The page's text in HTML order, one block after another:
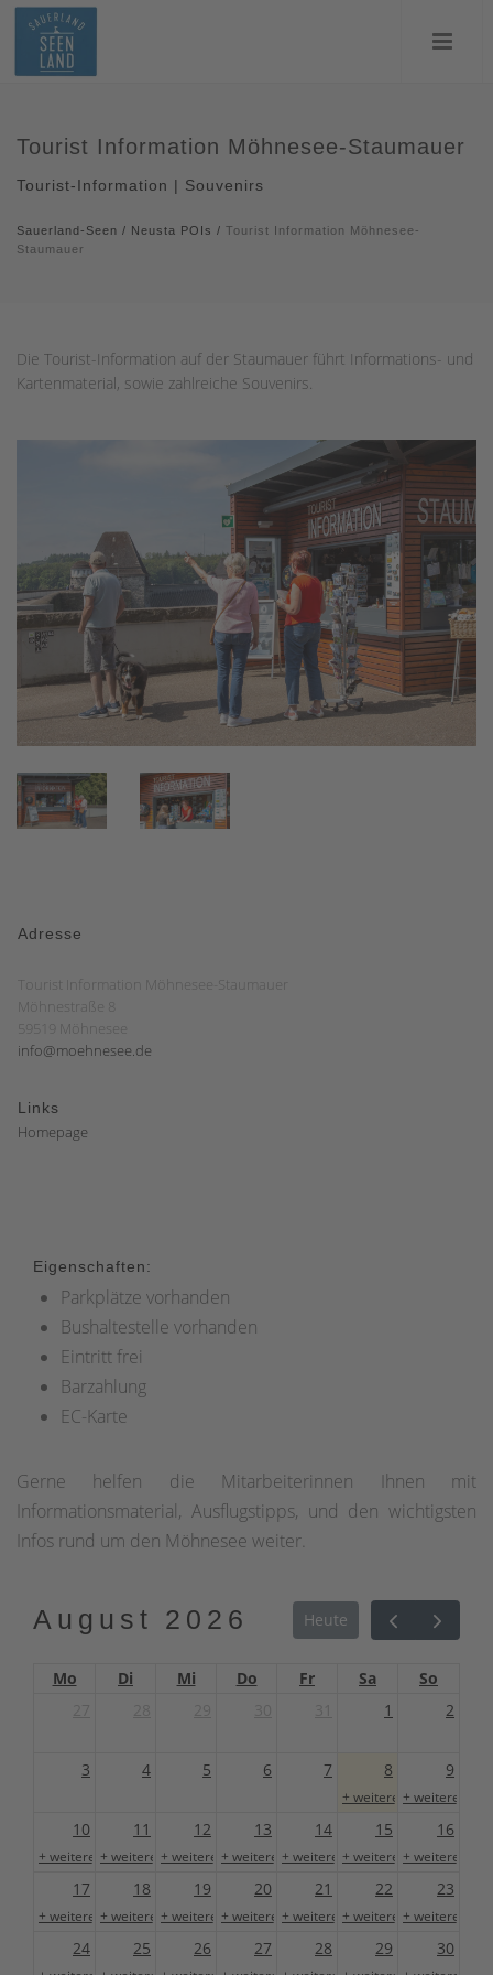
Tourist Information Möhnesee-Staumauer
Tourist-Information | Souvenirs
Sauerland-Seen / Neusta POIs / Tourist Information Möhnesee-
Staumauer
Die Tourist-Information auf der Staumauer führt Informations- und
Kartenmaterial, sowie zahlreiche Souvenirs.
Adresse
Tourist Information Möhnesee-Staumauer
Möhnestraße 8
59519 Möhnesee
info@moehnesee.de
Links
Homepage
Eigenschaften:
Parkplätze vorhanden
Bushaltestelle vorhanden
Eintritt frei
Barzahlung
EC-Karte
Gerne helfen die Mitarbeiterinnen Ihnen mit
Informationsmaterial, Ausflugstipps, und den wichtigsten
Infos rund um den Möhnesee weiter.
August 2026 Heute
Mo Di Mi Do Fr Sa
So
1 2
3 4 5 6 7 8
+ weitere 1
9
+ weitere 1
10
+ weitere 1
11
+ weitere 1
12
+ weitere 1
13
+ weitere 1
14
+ weitere 1
15
+ weitere 1
16
+ weitere 1
17
+ weitere 1
18
+ weitere 1
19
+ weitere 1
20
+ weitere 1
21
+ weitere 1
22
+ weitere 1
23
+ weitere 1
24 25 26 27 28 29 30